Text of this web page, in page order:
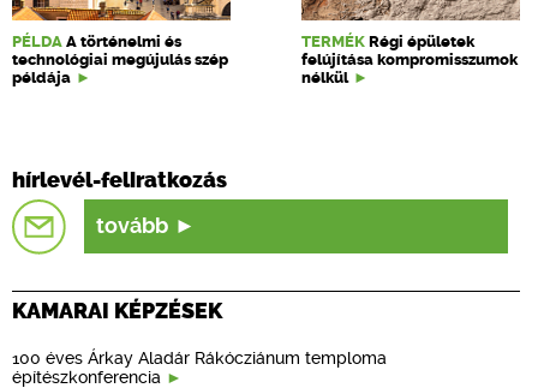
PÉLDA A történelmi és
technológiai megújulás szép
példája
TERMÉK Régi épületek
felújítása kompromisszumok
nélkül
hírlevél-feliratkozás
tovább
KAMARAI KÉPZÉSEK
100 éves Árkay Aladár Rákócziánum temploma
építészkonferencia